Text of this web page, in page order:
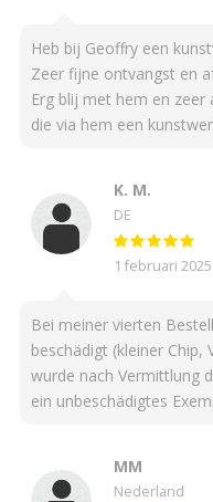
Heb bij Geoffry een
Zeer fijne ontvangst en
Erg blij met hem en
die via hem een
K. M.
DE
1 februari 2025
Bei meiner vierten
beschädigt (kleiner Chip,
wurde nach Vermittlung
ein unbeschädigtes
MM
Nederland